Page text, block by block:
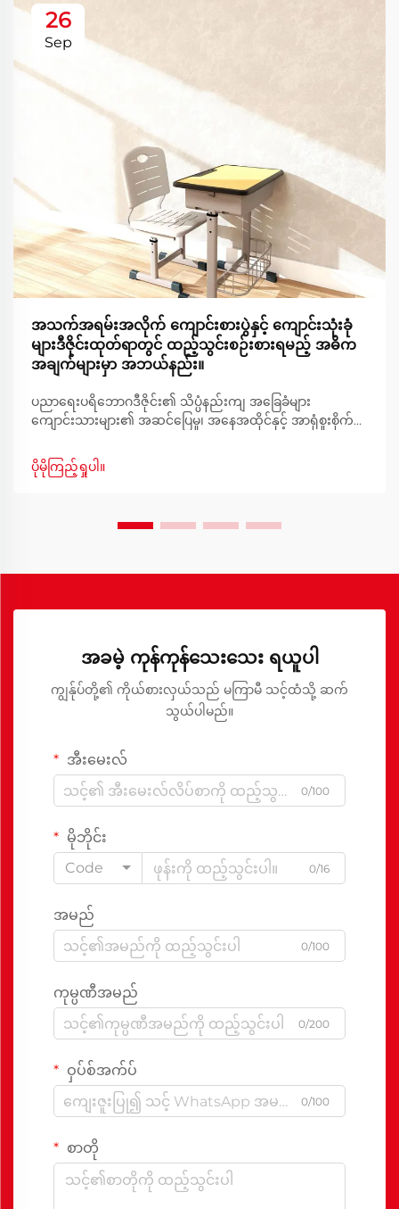
26
Sep
အသက်အရမ်းအလိုက် ကျောင်းစားပွဲနှင့် ကျောင်းသုံးခုံ
များဒီဇိုင်းထုတ်ရာတွင် ထည့်သွင်းစဉ်းစားရမည့် အဓိက
အချက်များမှာ အဘယ်နည်း။
ပညာရေးပရိဘောဂဒီဇိုင်း၏ သိပ္ပံနည်းကျ အခြေခံများ
ကျောင်းသားများ၏ အဆင်ပြေမှု၊ အနေအထိုင်နှင့် အာရုံစူးစိုက်မှု
တီထွင်ခြင်းမှသည် အကောင်းဆုံးသင်ယူမှုပတ်ဝန်းကျင်ကို ဖန်တီး
ခြင်းအထိ ဖြစ်ပါသည်။
ပိုမိုကြည့်ရှုပါ။
အခမဲ့ ကုန်ကုန်သေးသေး ရယူပါ
ကျွန်ုပ်တို့၏ ကိုယ်စားလှယ်သည် မကြာမီ သင့်ထံသို့ ဆက်
သွယ်ပါမည်။
အီးမေးလ်
0/100
မိုဘိုင်း
Code
0/16
အမည်
0/100
ကုမ္ပဏီအမည်
0/200
ဝှပ်စ်အက်ပ်
0/100
စာတို